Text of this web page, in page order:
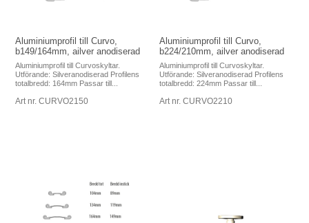
Aluminiumprofil till Curvo,
b149/164mm, ailver anodiserad
Aluminiumprofil till Curvoskyltar.
Utförande: Silveranodiserad Profilens
totalbredd: 164mm Passar till...
Art nr. CURVO2150
Aluminiumprofil till Curvo,
b224/210mm, ailver anodiserad
Aluminiumprofil till Curvoskyltar.
Utförande: Silveranodiserad Profilens
totalbredd: 224mm Passar till...
Art nr. CURVO2210